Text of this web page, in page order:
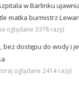
w Barlinku
matka burmistrz
oglądane 3378 razy)
bez dostępu do wody i
oglądane 2414 razy)